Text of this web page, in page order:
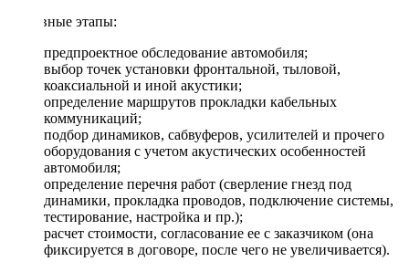
Основные этапы:
предпроектное обследование автомобиля;
выбор точек установки фронтальной, тыловой,
коаксиальной и иной акустики;
определение маршрутов прокладки кабельных
коммуникаций;
подбор динамиков, сабвуферов, усилителей и прочего
оборудования с учетом акустических особенностей
автомобиля;
определение перечня работ (сверление гнезд под
динамики, прокладка проводов, подключение системы,
тестирование, настройка и пр.);
расчет стоимости, согласование ее с заказчиком (она
фиксируется в договоре, после чего не увеличивается).